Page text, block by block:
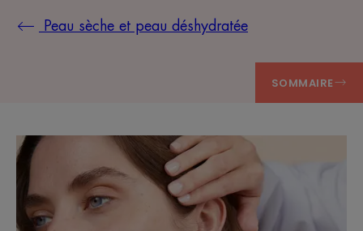
Peau sèche et peau déshydratée
SOMMAIRE